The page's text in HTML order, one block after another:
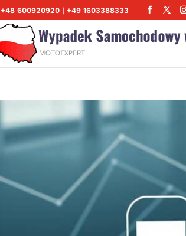
+48 600920920 | +49 1603388333